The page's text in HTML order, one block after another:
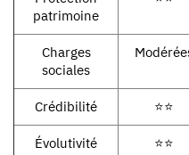
patrimoine
Charges
sociales
Crédibilité ⭐⭐
Évolutivité ⭐⭐